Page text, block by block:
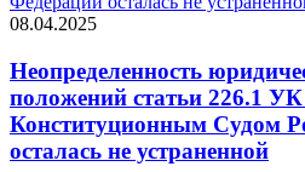
08.04.2025
Неопределенность
положений статьи 226.1
Конституционным Судом
осталась не устраненной